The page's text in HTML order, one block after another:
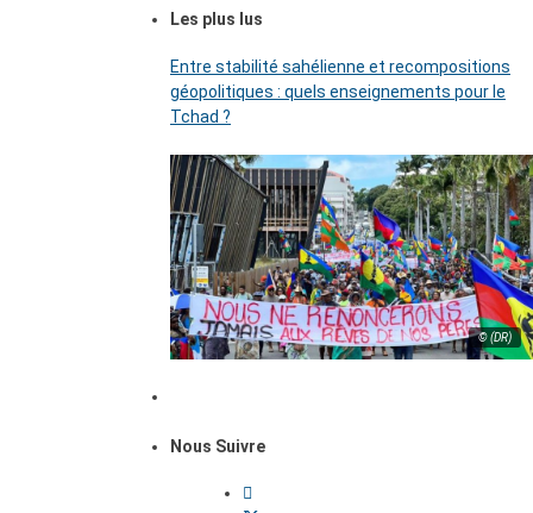
Les plus lus
Entre stabilité sahélienne et recompositions
géopolitiques : quels enseignements pour le
Tchad ?
© (DR)
Nous Suivre